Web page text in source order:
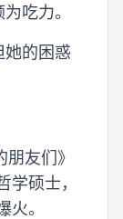
吃力。
她的困惑
友们》
学硕士，
火。